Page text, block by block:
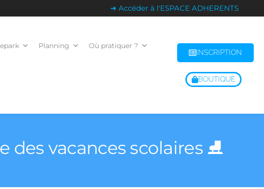
➔ Accéder à l'ESPACE ADHERENTS
Planning Où pratiquer ?
INSCRIPTION
BOUTIQUE
des vacances scolaires ⛸️